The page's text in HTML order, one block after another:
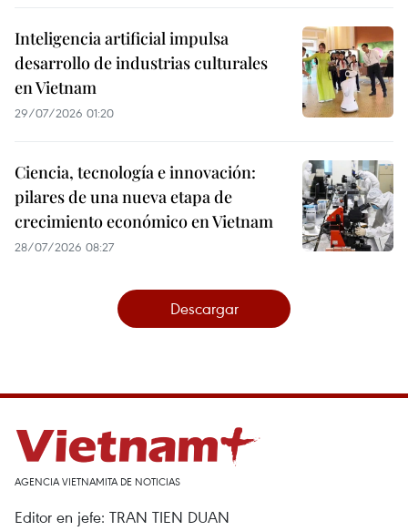
Inteligencia artificial impulsa
desarrollo de industrias culturales
en Vietnam
29/07/2026 01:20
Ciencia, tecnología e innovación:
pilares de una nueva etapa de
crecimiento económico en Vietnam
28/07/2026 08:27
Descargar
AGENCIA VIETNAMITA DE NOTICIAS
Editor en jefe: TRAN TIEN DUAN